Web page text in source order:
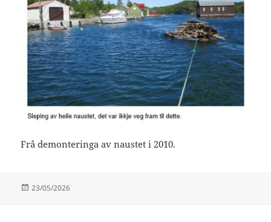
Frå demonteringa av naustet i 2010.
Publisert
23/05/2026